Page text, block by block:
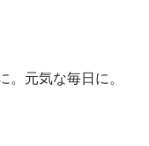
。元気な毎日に。